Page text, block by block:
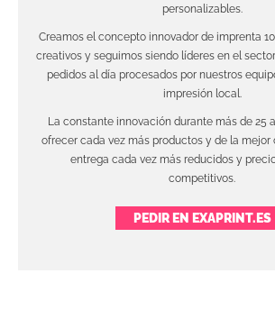
personalizables.
Creamos el concepto innovador de imprenta
creativos y seguimos siendo líderes en el
pedidos al día procesados por nuestros
impresión local.
La constante innovación durante más de 25
ofrecer cada vez más productos y de la mejor
entrega cada vez más reducidos y
competitivos.
PEDIR EN EXAPRINT.ES